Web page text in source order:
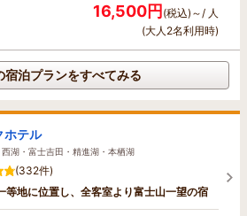
16,500円(税込)～/ 人
(大人2名利用時)
宿泊プランをすべてみる
ホテル
湖・富士吉田・精進湖・本栖湖
(332件)
等地に位置し、全客室より富士山一望の宿